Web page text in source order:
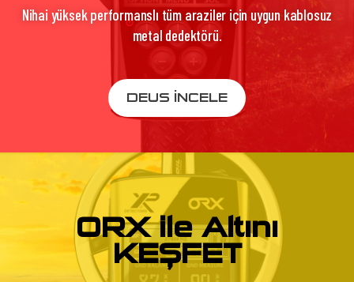
Nihai yüksek performanslı tüm araziler için uygun kablosuz
metal dedektörü.
DEUS İNCELE
ORX ile Altını
KEŞFET